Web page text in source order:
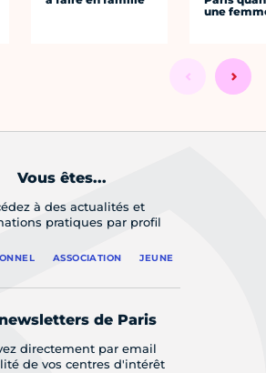
une
Vous êtes...
à des actualités et
pratiques par profil
ASSOCIATION JEUNE
de Paris
directement par email
de vos centres d'intérêt